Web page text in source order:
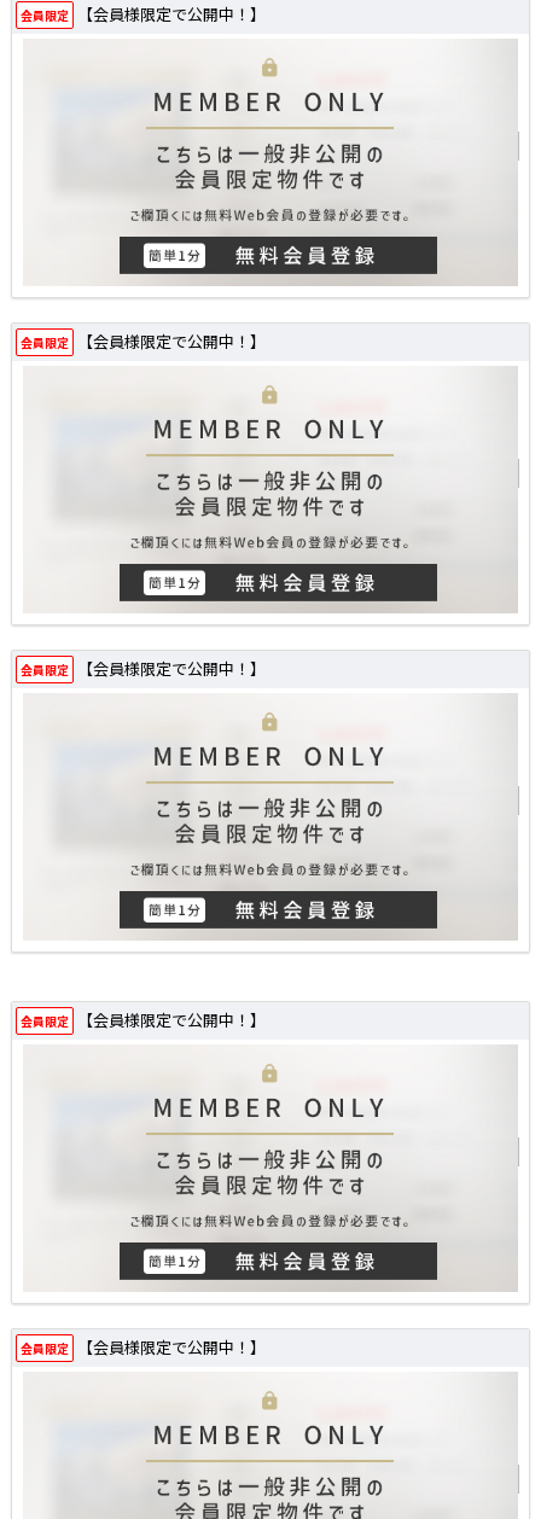
会員限定 【会員様限定で公開中！】
会員限定 【会員様限定で公開中！】
会員限定 【会員様限定で公開中！】
会員限定 【会員様限定で公開中！】
会員限定 【会員様限定で公開中！】